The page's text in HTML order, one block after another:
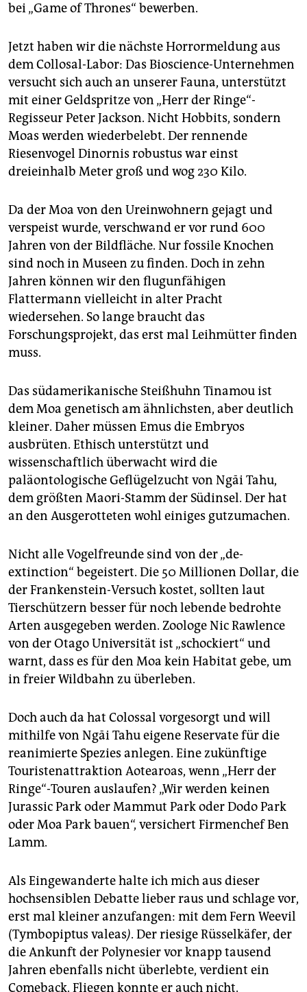
bei „Game of Thrones“ bewerben.
Jetzt haben wir die nächste Horrormeldung aus
dem Collosal-Labor: Das Bioscience-Unternehmen
versucht sich auch an unserer Fauna, unterstützt
mit einer Geldspritze von „Herr der Ringe“-
Regisseur Peter Jackson. Nicht Hobbits, sondern
Moas werden wiederbelebt. Der rennende
Riesenvogel Dinornis robustus war einst
dreieinhalb Meter groß und wog 230 Kilo.
Da der Moa von den Ureinwohnern gejagt und
verspeist wurde, verschwand er vor rund 600
Jahren von der Bildfläche. Nur fossile Knochen
sind noch in Museen zu finden. Doch in zehn
Jahren können wir den flugunfähigen
Flattermann vielleicht in alter Pracht
wiedersehen. So lange braucht das
Forschungsprojekt, das erst mal Leihmütter finden
muss.
Das südamerikanische Steißhuhn Tinamou ist
dem Moa genetisch am ähnlichsten, aber deutlich
kleiner. Daher müssen Emus die Embryos
ausbrüten. Ethisch unterstützt und
wissenschaftlich überwacht wird die
paläontologische Geflügelzucht von Ngāi Tahu,
dem größten Maori-Stamm der Südinsel. Der hat
an den Ausgerotteten wohl einiges gutzumachen.
Nicht alle Vogelfreunde sind von der „de-
extinction“ begeistert. Die 50 Millionen Dollar, die
der Frankenstein-Versuch kostet, sollten laut
Tierschützern besser für noch lebende bedrohte
Arten ausgegeben werden. Zoologe Nic Rawlence
von der Otago Universität ist „schockiert“ und
warnt, dass es für den Moa kein Habitat gebe, um
in freier Wildbahn zu überleben.
Doch auch da hat Colossal vorgesorgt und will
mithilfe von Ngāi Tahu eigene Reservate für die
reanimierte Spezies anlegen. Eine zukünftige
Touristenattraktion Aotearoas, wenn „Herr der
Ringe“-Touren auslaufen? „Wir werden keinen
Jurassic Park oder Mammut Park oder Dodo Park
oder Moa Park bauen“, versichert Firmenchef Ben
Lamm.
Als Eingewanderte halte ich mich aus dieser
hochsensiblen Debatte lieber raus und schlage vor,
erst mal kleiner anzufangen: mit dem Fern Weevil
(Tymbopiptus valeas). Der riesige Rüsselkäfer, der
die Ankunft der Polynesier vor knapp tausend
Jahren ebenfalls nicht überlebte, verdient ein
Comeback. Fliegen konnte er auch nicht.